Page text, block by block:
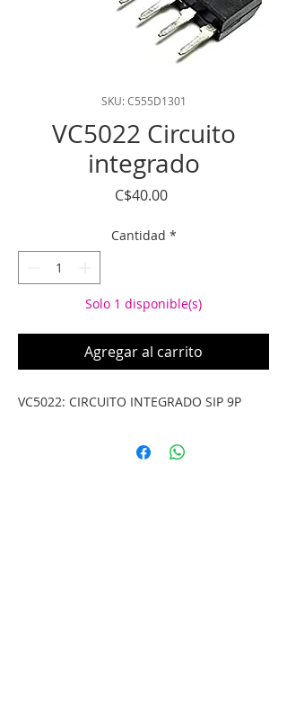
SKU: C555D1301
VC5022 Circuito
integrado
C$40.00Precio
Cantidad *
Solo 1 disponible(s)
Agregar al carrito
VC5022: CIRCUITO INTEGRADO SIP 9P